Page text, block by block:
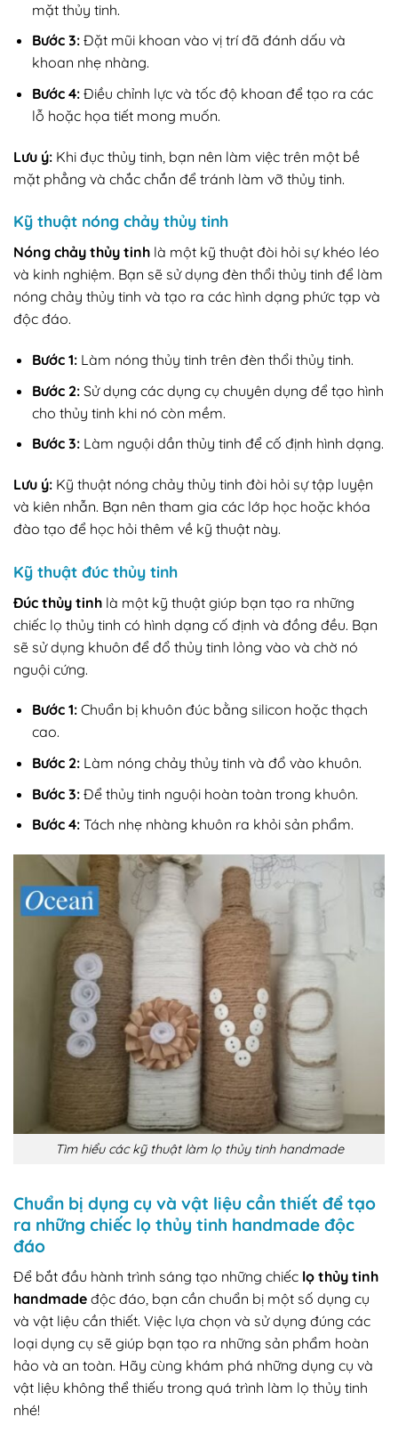
mặt thủy tinh.
Bước 3:Đặt mũi khoan vào vị trí đã đánh dấu và
khoan nhẹ nhàng.
Bước 4:Điều chỉnh lực và tốc độ khoan để tạo ra các
lỗ hoặc họa tiết mong muốn.
Lưu ý: Khi đục thủy tinh, bạn nên làm việc trên một bề
mặt phẳng và chắc chắn để tránh làm vỡ thủy tinh.
Kỹ thuật nóng chảy thủy tinh
Nóng chảy thủy tinh là một kỹ thuật đòi hỏi sự khéo léo
và kinh nghiệm. Bạn sẽ sử dụng đèn thổi thủy tinh để làm
nóng chảy thủy tinh và tạo ra các hình dạng phức tạp và
độc đáo.
Bước 1:Làm nóng thủy tinh trên đèn thổi thủy tinh.
Bước 2:Sử dụng các dụng cụ chuyên dụng để tạo hình
cho thủy tinh khi nó còn mềm.
Bước 3:Làm nguội dần thủy tinh để cố định hình dạng.
Lưu ý: Kỹ thuật nóng chảy thủy tinh đòi hỏi sự tập luyện
và kiên nhẫn. Bạn nên tham gia các lớp học hoặc khóa
đào tạo để học hỏi thêm về kỹ thuật này.
Kỹ thuật đúc thủy tinh
Đúc thủy tinh là một kỹ thuật giúp bạn tạo ra những
chiếc lọ thủy tinh có hình dạng cố định và đồng đều. Bạn
sẽ sử dụng khuôn để đổ thủy tinh lỏng vào và chờ nó
nguội cứng.
Bước 1:Chuẩn bị khuôn đúc bằng silicon hoặc thạch
cao.
Bước 2:Làm nóng chảy thủy tinh và đổ vào khuôn.
Bước 3:Để thủy tinh nguội hoàn toàn trong khuôn.
Bước 4:Tách nhẹ nhàng khuôn ra khỏi sản phẩm.
Tìm hiểu các kỹ thuật làm lọ thủy tinh handmade
Chuẩn bị dụng cụ và vật liệu cần thiết để tạo
ra những chiếc lọ thủy tinh handmade độc
đáo
Để bắt đầu hành trình sáng tạo những chiếc lọ thủy tinh
handmade độc đáo, bạn cần chuẩn bị một số dụng cụ
và vật liệu cần thiết. Việc lựa chọn và sử dụng đúng các
loại dụng cụ sẽ giúp bạn tạo ra những sản phẩm hoàn
hảo và an toàn. Hãy cùng khám phá những dụng cụ và
vật liệu không thể thiếu trong quá trình làm lọ thủy tinh
nhé!